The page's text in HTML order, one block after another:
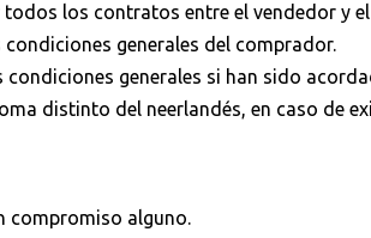
los contratos entre el vendedor y
generales del comprador.
generales si han sido
distinto del neerlandés, en caso de
compromiso alguno.